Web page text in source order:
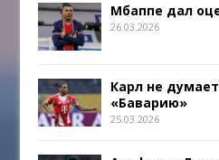
Мбаппе дал
26.03.2026
Карл не
«Баварию»
25.03.2026